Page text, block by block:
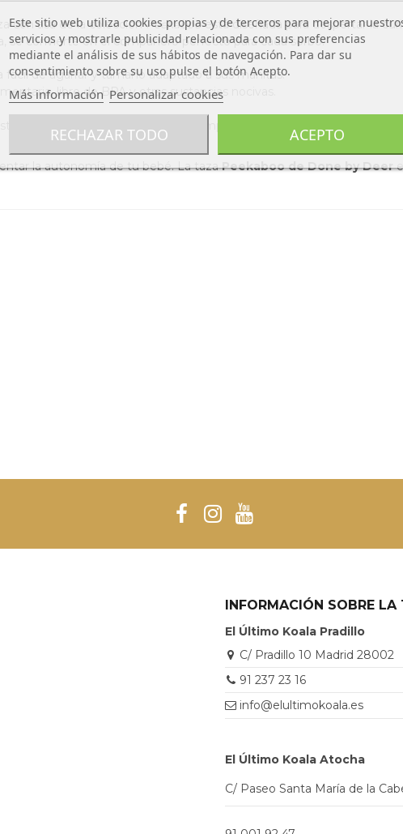
con asa de la colecciónPeekabooestá diseñada para despertar la
se convierte en el compañero perfecto para cada sorbo.
fácil de agarrar y tamaño adaptado a sus manitas.
libre de BPA y otras sustancias nocivas.
100 °C) y microondas. Resiste temperaturas entre -40 °C y 230 °C.
la autonomía de tu bebé. La tazaPeekaboo de Done by Deer
INFORMACIÓN SOBRE LA
El Último Koala Pradillo
C/ Pradillo 10 Madrid 28002
91 237 23 16
info@elultimokoala.es
El Último Koala Atocha
C/ Paseo Santa María de la
Este sitio web utiliza cookies propias y de terceros para mejorar
servicios y mostrarle publicidad relacionada con sus preferencias
mediante el análisis de sus hábitos de navegación. Para dar su
consentimiento sobre su uso pulse el botón Acepto.
Más información Personalizar cookies
RECHAZAR TODO ACEPTO